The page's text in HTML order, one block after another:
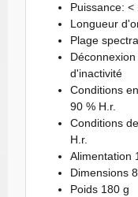
Puissance: <
Longueur
Plage
d'inactivité
Conditions
90 % H.r.
Conditions
H.r.
Alimentation
Dimensions
Poids 180 g